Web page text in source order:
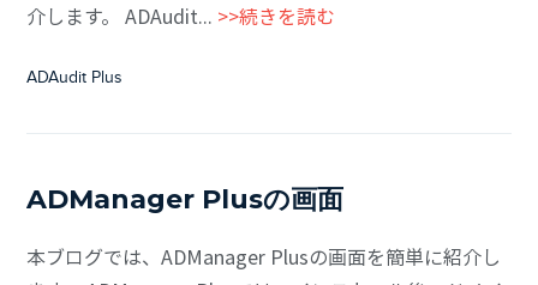
介します。 ADAudit... >>続きを読む
ADAudit Plus
ADManager Plusの画面
本ブログでは、ADManager Plusの画面を簡単に紹介し